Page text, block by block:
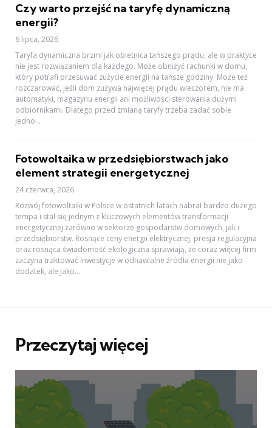
Czy warto przejść na taryfę dynamiczną
energii?
6 lipca, 2026
Taryfa dynamiczna brzmi jak obietnica tańszego prądu, ale w praktyce
nie jest rozwiązaniem dla każdego. Może obniżyć rachunki w domu,
który potrafi przesuwać zużycie energii na tańsze godziny. Może też
rozczarować, jeśli dom zużywa najwięcej prądu wieczorem, nie ma
automatyki, magazynu energii ani możliwości sterowania dużymi
odbiornikami. Dlatego przed zmianą taryfy trzeba zadać sobie
jedno...
Fotowoltaika w przedsiębiorstwach jako
element strategii energetycznej
24 czerwca, 2026
Rozwój fotowoltaiki w Polsce w ostatnich latach nabrał bardzo dużego
tempa i stał się jednym z kluczowych elementów transformacji
energetycznej zarówno w sektorze gospodarstw domowych, jak i
przedsiębiorstw. Rosnące ceny energii elektrycznej, presja regulacyjna
oraz rosnąca świadomość ekologiczna sprawiają, że coraz więcej firm
zaczyna traktować inwestycje w odnawialne źródła energii nie jako
dodatek, ale jako...
Przeczytaj więcej